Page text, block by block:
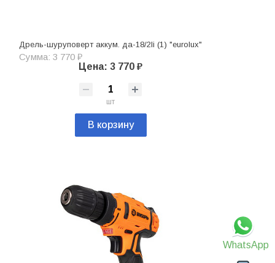
WhatsApp
Дрель-шуруповерт аккум. да-18/2li (1) "eurolux"
Сумма: 3 770 ₽
Цена: 3 770 ₽
шт
В корзину